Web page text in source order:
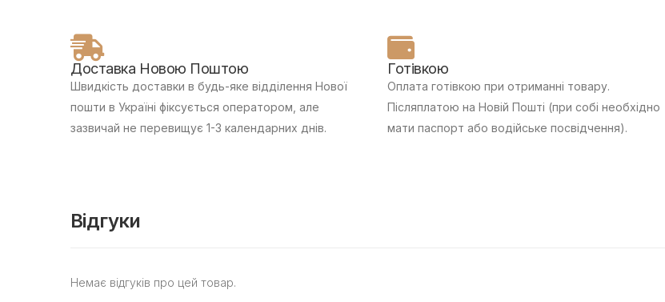
Доставка Новою Поштою
Швидкість доставки в будь-яке відділення Нової
пошти в Україні фіксується оператором, але
зазвичай не перевищує 1-3 календарних днів.
Готівкою
Оплата готівкою при отриманні товару.
Післяплатою на Новій Пошті (при собі необхідно
мати паспорт або водійське посвідчення).
Відгуки
Немає відгуків про цей товар.